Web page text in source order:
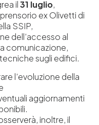
Scientfico
il31 luglio,
ex Olivetti di
SSIP,
dell’accesso al
comunicazione,
sugli edifici.
l’evoluzione della
aggiornamenti
inoltre, il